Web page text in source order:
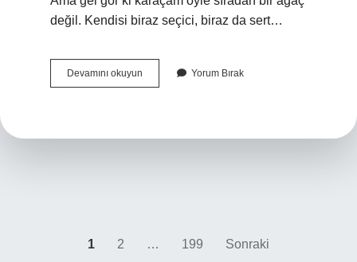
değil. Kendisi biraz seçici, biraz da sert…
Devamını okuyun Karaçam
hangi
Yorum Bırak
1 2 … 199 Sonraki